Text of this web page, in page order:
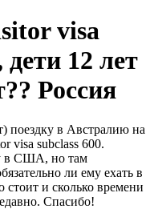
visa
12 лет
Россия
поездку в Австралию на
visa subclass 600.
в США, но там
ли ему ехать в
стоит и сколько времени
Спасибо!